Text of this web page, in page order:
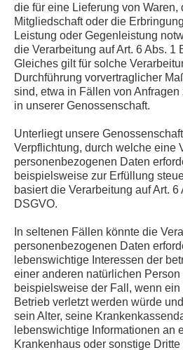
die für eine Lieferung von
Mitgliedschaft oder die
Leistung oder Gegenleistung
die Verarbeitung auf Art. 6 Abs. 1
Gleiches gilt für solche
Durchführung vorvertraglicher
sind, etwa in Fällen von
in unserer Genossenschaft.
Unterliegt unsere
Verpflichtung, durch welche eine
personenbezogenen Daten
beispielsweise zur Erfüllung
basiert die Verarbeitung auf Art. 6
DSGVO.
In seltenen Fällen könnte die
personenbezogenen Daten
lebenswichtige Interessen der
einer anderen natürlichen
beispielsweise der Fall, wenn
Betrieb verletzt werden würde
sein Alter, seine
lebenswichtige Informationen an
Krankenhaus oder sonstige